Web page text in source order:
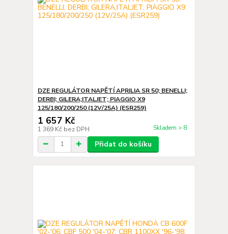
DZE REGULÁTOR NAPĚTÍ APRILIA SR 50; BENELLI;
DERBI; GILERA;ITALJET; PIAGGIO X9
125/180/200/250 (12V/25A) (ESR259)
1 657 Kč
1 369 Kč bez DPH Skladem > 8
Přidat do košíku